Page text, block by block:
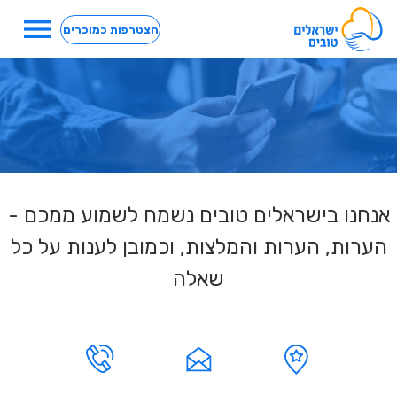
הצטרפות כמוכרים menu
אנחנו בישראלים טובים נשמח לשמוע ממכם -
הערות, הערות והמלצות, וכמובן לענות על כל
שאלה